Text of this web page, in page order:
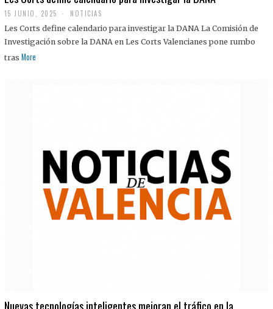
15 JUNIO, 2025 NOTICIAS
Les Corts define calendario para investigar la DANA La Comisión de
Investigación sobre la DANA en Les Corts Valencianes pone rumbo
tras More
Nuevas tecnologías inteligentes mejoran el tráfico en la